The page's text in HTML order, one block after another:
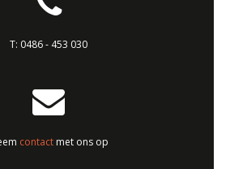
T: 0486 - 453 030
contactmet ons op